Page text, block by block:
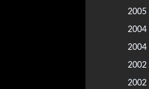
2005 |
2004 |
2004 |
2002 |
2002 |